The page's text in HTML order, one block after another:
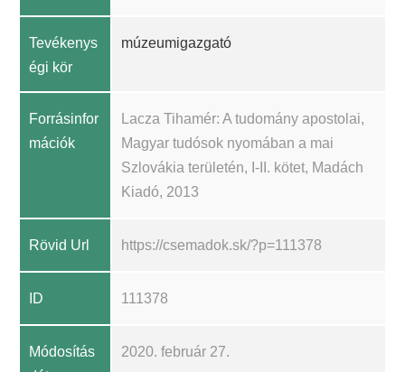
Tevékenys
égi kör
múzeumigazgató
Forrásinfor
mációk
Lacza Tihamér: A tudomány apostolai,
Magyar tudósok nyomában a mai
Szlovákia területén, I-II. kötet, Madách
Kiadó, 2013
Rövid Url https://csemadok.sk/?p=111378
ID 111378
Módosítás
2020. február 27.